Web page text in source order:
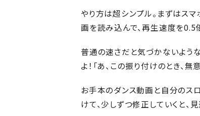
やり方は超シンプル。まずはス
画を読み込んで、再生速度を0.5
普通の速さだと気づかないよう
よ！「あ、この振り付けのとき、
お手本のダンス動画と自分のス
けて、少しずつ修正していくと、